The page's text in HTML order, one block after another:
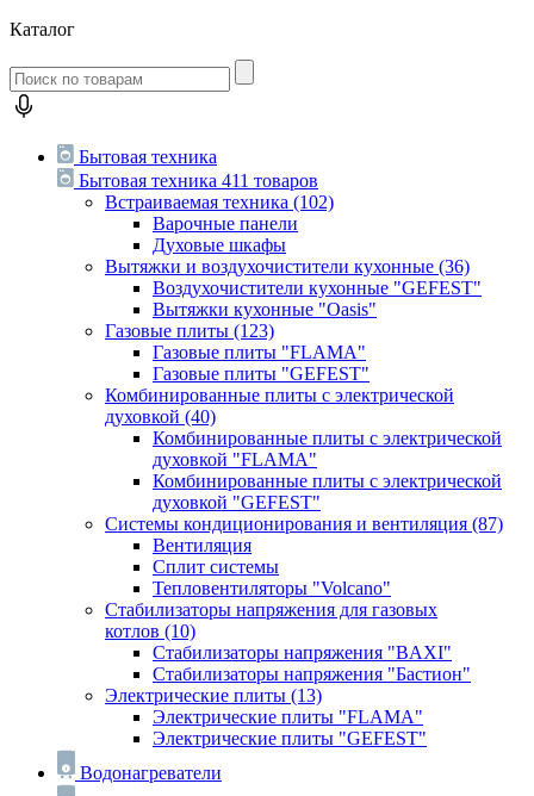
Каталог
Бытовая техника
Бытовая техника 411 товаров
Встраиваемая техника (102)
Варочные панели
Духовые шкафы
Вытяжки и воздухочистители кухонные (36)
Воздухочистители кухонные "GEFEST"
Вытяжки кухонные "Oasis"
Газовые плиты (123)
Газовые плиты "FLAMA"
Газовые плиты "GEFEST"
Комбинированные плиты с электрической
духовкой (40)
Комбинированные плиты с электрической
духовкой "FLAMA"
Комбинированные плиты с электрической
духовкой "GEFEST"
Системы кондиционирования и вентиляция (87)
Вентиляция
Сплит системы
Тепловентиляторы "Volcano"
Стабилизаторы напряжения для газовых
котлов (10)
Стабилизаторы напряжения "BAXI"
Стабилизаторы напряжения "Бастион"
Электрические плиты (13)
Электрические плиты "FLAMA"
Электрические плиты "GEFEST"
Водонагреватели